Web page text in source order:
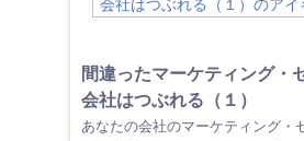
間違ったマーケティング・
会社はつぶれる（１）
あなたの会社のマーケティング・